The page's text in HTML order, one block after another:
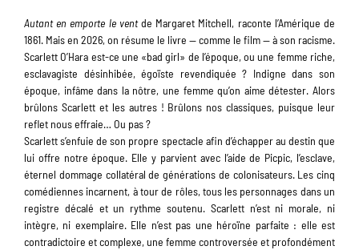
Autant en emporte le ventde Margaret Mitchell, raconte l’Amérique de
1861. Mais en 2026, on résume le livre — comme le film — à son racisme.
Scarlett O’Hara est-ce une «bad girl» de l’époque, ou une femme riche,
esclavagiste désinhibée, égoïste revendiquée ? Indigne dans son
époque, infâme dans la nôtre, une femme qu’on aime détester. Alors
brûlons Scarlett et les autres ! Brûlons nos classiques, puisque leur
reflet nous effraie… Ou pas ?
Scarlett s’enfuie de son propre spectacle afin d’échapper au destin que
lui offre notre époque. Elle y parvient avec l’aide de Picpic, l’esclave,
éternel dommage collatéral de générations de colonisateurs. Les cinq
comédiennes incarnent, à tour de rôles, tous les personnages dans un
registre décalé et un rythme soutenu. Scarlett n’est ni morale, ni
intègre, ni exemplaire. Elle n’est pas une héroïne parfaite : elle est
contradictoire et complexe, une femme controversée et profondément